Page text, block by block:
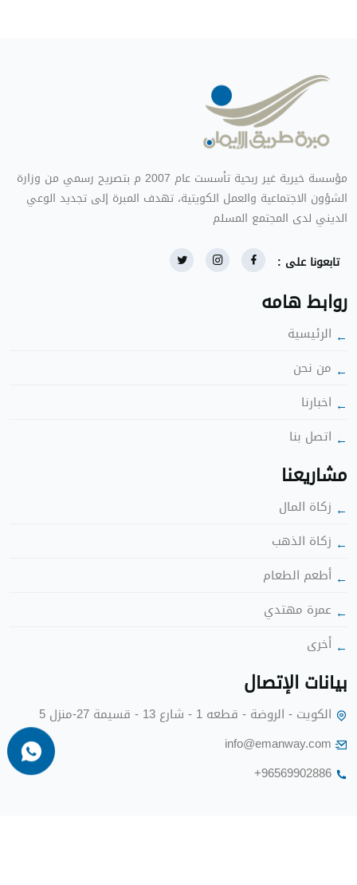
ؤسسة خيرية غير ربحية تأسست عام 2007 م بتصريح رسمي من وزارة
الشؤون الاجتماعية والعمل الكويتية، تهدف المبرة إلى تجديد الوعي
الديني لدى المجتمع المس
تابعونا على :
روابط هامه
الرئيسية
ن نحن
اخبارنا
اتصل بنا
شاريعنا
زكاة الما
زكاة الذهب
أطعم الطعا
عمرة مهتدي
أخرى
بيانات الإتصا
الكويت - الروضة - قطعه 1 - شارع 13 - قسيمة 27-منزل 5
info@emanway.com
+96569902886